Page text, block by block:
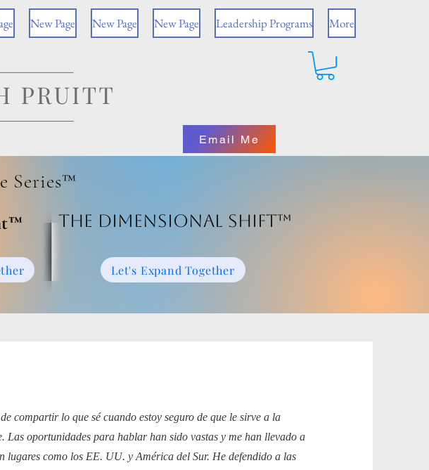
New Page New Page New Page Leadership Programs More
Email Me
Series™
The Dimensional Shift™
Let's Expand Together
compartir lo que sé cuando estoy seguro de que le sirve a la
Las oportunidades para hablar han sido vastas y me han llevado a
lugares como los EE. UU. y América del Sur. He defendido a las